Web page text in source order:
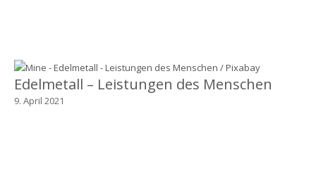
Edelmetall – Leistungen des Menschen
9. April 2021